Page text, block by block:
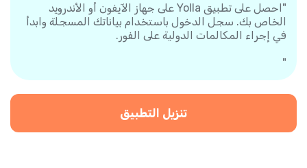
"احصل على تطبيق Yolla على جهاز الآيفون أو الأندرويد
الخاص بك. سجل الدخول باستخدام بياناتك المسجلة وابدأ
في إجراء المكالمات الدولية على الفور.
"
تنزيل التطبيق